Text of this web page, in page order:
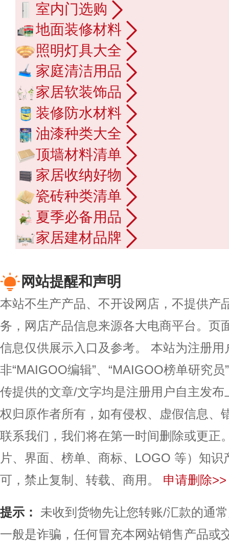
室内门选购
地面装修材料
照明灯具大全
家庭清洁用品
家居软装饰品
装修防水材料
油漆种类大全
顶墙材料清单
家居收纳好物
瓷砖种类清单
夏季必备用品
家居建材品牌
网站提醒和声明
本站不生产产品、不开设网店，不提供产
务，网店产品信息来源各大电商平台。页
信息仅供展示入口及参考。
本站为注册用
非“MAIGOO编辑”、“MAIGOO榜单研究
传提供的文章/文字均是注册用户自主发
权归原作者所有，如有侵权、虚假信息、
联系我们，我们将在第一时间删除或更正
片、界面、榜单、商标、LOGO 等）知
可，禁止复制、转载、商用。
申请删除>>
提示：
未收到货物先让您转账/汇款的通
一般是诈骗，任何冒充本网站销售产品或